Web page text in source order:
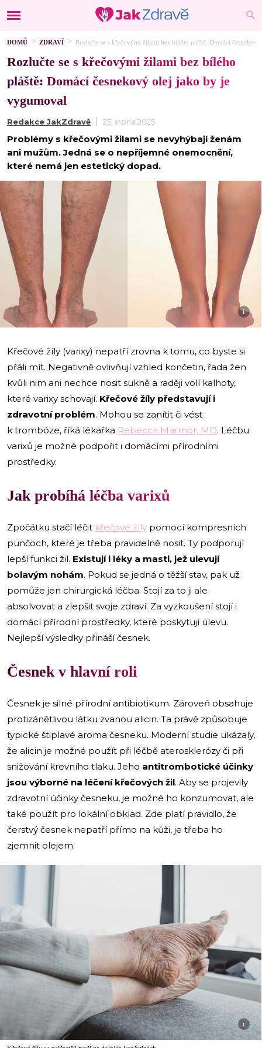
DOMŮ ZDRAVÍ Rozlučte se s křečovými žilami bez bílého pláště: Domácí
Rozlučte se s křečovými žilami bez bílého
pláště: Domácí česnekový olej jako by je
vygumoval
Redakce JakZdravě 25. srpna 2025
Problémy s křečovými žilami se nevyhýbají ženám
ani mužům. Jedná se o nepříjemné onemocnění,
které nemá jen estetický dopad.
i
Křečové žíly (varixy) nepatří zrovna k tomu, co byste si
přáli mít. Negativně ovlivňují vzhled končetin, řada žen
kvůli nim ani nechce nosit sukně a raději volí kalhoty,
které varixy schovají. Křečové žíly představují i
zdravotní problém. Mohou se zanítit či vést
k trombóze, říká lékařka Rebecca Marmor, MD. Léčbu
varixů je možné podpořit i domácími přírodními
prostředky.
Jak probíhá léčba varixů
Zpočátku stačí léčit křečové žíly pomocí kompresních
punčoch, které je třeba pravidelně nosit. Ty podporují
lepší funkci žil. Existují i léky a masti, jež ulevují
bolavým nohám. Pokud se jedná o těžší stav, pak už
pomůže jen chirurgická léčba. Stojí za to ji ale
absolvovat a zlepšit svoje zdraví. Za vyzkoušení stojí i
domácí přírodní prostředky, které poskytují úlevu.
Nejlepší výsledky přináší česnek.
Česnek v hlavní roli
Česnek je silné přírodní antibiotikum. Zároveň obsahuje
protizánětlivou látku zvanou alicin. Ta právě způsobuje
typické štiplavé aroma česneku. Moderní studie ukázaly,
že alicin je možné použít při léčbě aterosklerózy či při
snižování krevního tlaku. Jeho antitrombotické účinky
jsou výborné na léčení křečových žil. Aby se projevily
zdravotní účinky česneku, je možné ho konzumovat, ale
také použít pro lokální obklad. Zde platí pravidlo, že
čerstvý česnek nepatří přímo na kůži, je třeba ho
zjemnit olejem.
i